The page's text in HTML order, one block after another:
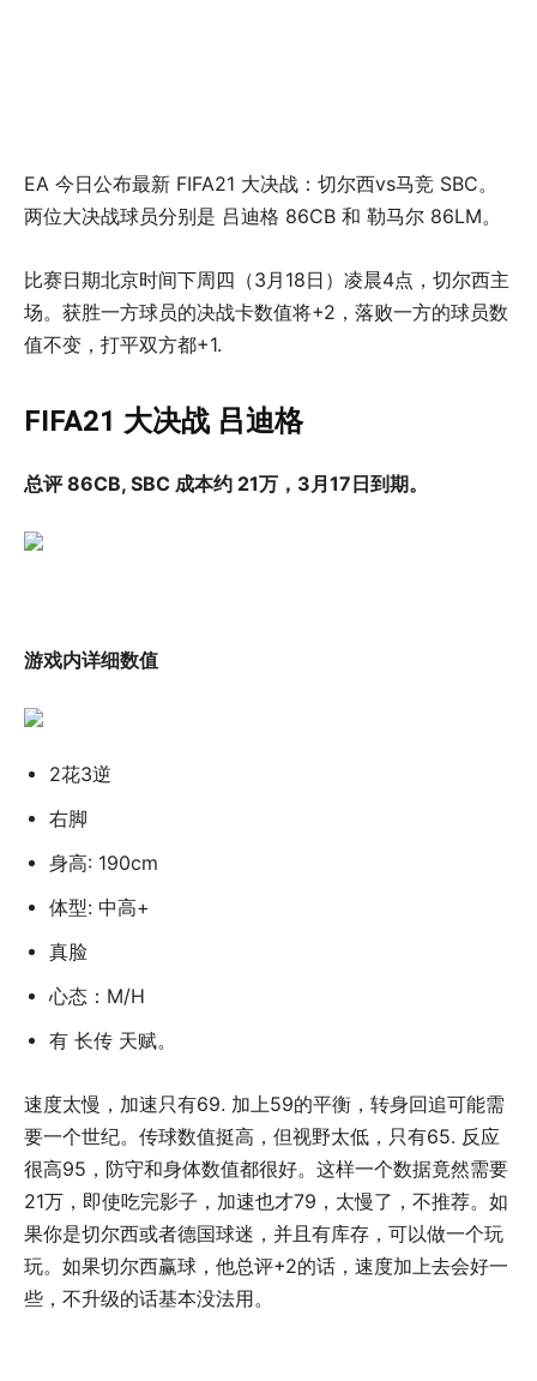
EA 今日公布最新 FIFA21 大决战：切尔西vs马竞 SBC。
两位大决战球员分别是 吕迪格 86CB 和 勒马尔 86LM。
比赛日期北京时间下周四（3月18日）凌晨4点，切尔西主
场。获胜一方球员的决战卡数值将+2，落败一方的球员数
值不变，打平双方都+1.
FIFA21 大决战 吕迪格
总评 86CB, SBC 成本约 21万，3月17日到期。
游戏内详细数值
2花3逆
右脚
身高: 190cm
体型: 中高+
真脸
心态：M/H
有 长传 天赋。
速度太慢，加速只有69. 加上59的平衡，转身回追可能需
要一个世纪。传球数值挺高，但视野太低，只有65. 反应
很高95，防守和身体数值都很好。这样一个数据竟然需要
21万，即使吃完影子，加速也才79，太慢了，不推荐。如
果你是切尔西或者德国球迷，并且有库存，可以做一个玩
玩。如果切尔西赢球，他总评+2的话，速度加上去会好一
些，不升级的话基本没法用。